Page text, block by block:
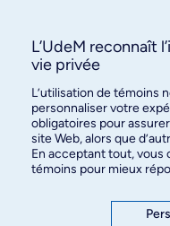
À propos / Nous joindre
des relations
L’UdeM reconnaît
vie privée
L’utilisation de témoins
personnaliser votre
obligatoires pour
site Web, alors que
En acceptant tout, vous
témoins pour mieux